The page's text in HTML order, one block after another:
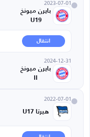
2023-07-01
بايرن ميونخ
U19
انتقال
2024-12-31
بايرن ميونخ
2022-07-01
هيرتا U17